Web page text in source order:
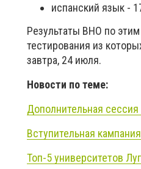
испанский язык -
Результаты ВНО по
тестирования из
завтра, 24 июля.
Новости по теме:
Дополнительная
Вступительная
Топ-5 университетов